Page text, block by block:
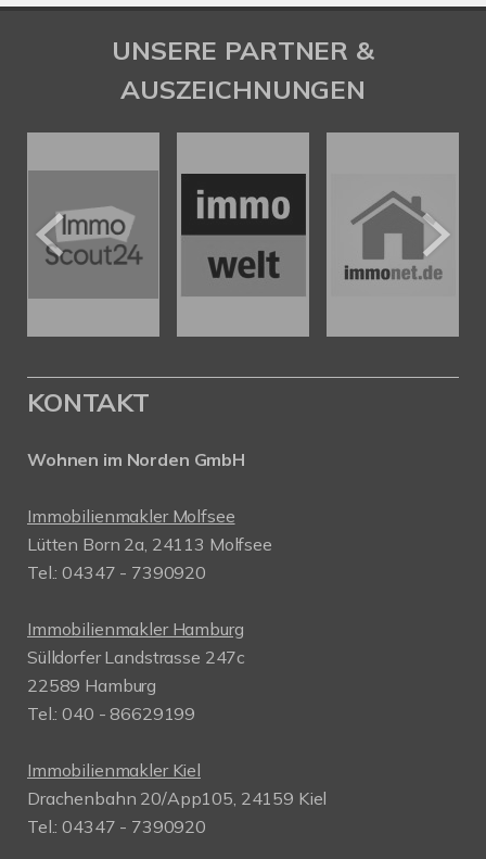
UNSERE PARTNER &
AUSZEICHNUNGEN
KONTAKT
Wohnen im Norden GmbH
Immobilienmakler Molfsee
Lütten Born 2a, 24113 Molfsee
Tel.: 04347 - 7390920
Immobilienmakler Hamburg
Sülldorfer Landstrasse 247c
22589 Hamburg
Tel.: 040 - 86629199
Immobilienmakler Kiel
Drachenbahn 20/App105, 24159 Kiel
Tel.: 04347 - 7390920